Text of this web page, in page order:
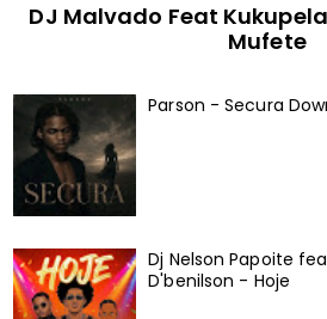
DJ Malvado Feat
Mufete
Parson - Secura
Dj Nelson Papoite
D'benilson - Hoje